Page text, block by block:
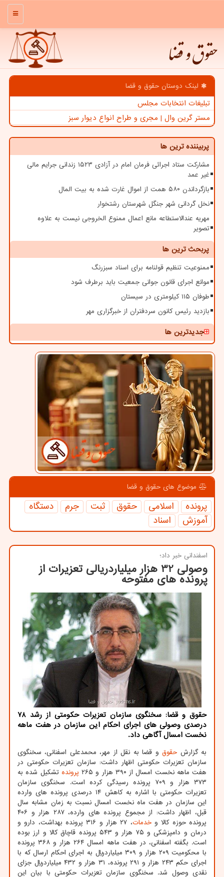
منو
حقوق و قضا
لینک دوستان حقوق و قضا
تبلیغات انتخابات مجلس
مستر گرین وال | مجری و طراح انواع دیوار سبز
پربیننده ترین ها
مشارکت ستاد اجرائی فرمان امام در آزادی ۱۵۲۳ زندانی جرایم مالی
غیر عمد
بازگرداندن ۵۸۰ همت از اموال غارت شده به بیت المال
نخل گردانی شهر جنگل شهرستان رشتخوار
مهریه عندالاستطاعه مانع اعمال ممنوع الخروجی نیست به علاوه
تصویر
پربحث ترین ها
ممنوعیت تنظیم قولنامه برای اسناد سبزرنگ
موانع اجرای قانون جوانی جمعیت باید برطرف شود
طوفان ۱۱۵ کیلومتری در سیستان
بازدید رئیس کانون سردفتران از خبرگزاری مهر
جدیدترین ها
موضوع های حقوق و قضا
پرونده اسلامی حقوق ثبت جرم
دستگاه
آموزش
اسناد
اسفندانی خبر داد؛
وصولی 32 هزار میلیاردریالی تعزیرات از
پرونده های مفتوحه
حقوق و قضا: سخنگوی سازمان تعزیرات حکومتی از رشد 78
درصدی وصولی های اجرای احکام این سازمان در هفت ماهه
نخست امسال آگاهی داد.
به گزارش حقوقو قضا به نقل از مهر، محمدعلی اسفنانی، سخنگوی
سازمان تعزیرات حکومتی اظهار داشت: سازمان تعزیرات حکومتی در
هفت ماهه نخست امسال از ۳۹۰ هزار و ۲۶۵
پرونده تشکیل شده به
۳۷۳ هزار و ۷۰۹ پرونده رسیدگی کرده است. سخنگوی سازمان
تعزیرات حکومتی با اشاره به کاهش ۱۴ درصدی پرونده های وارده
این سازمان در هفت ماه نخست امسال نسبت به زمان مشابه سال
قبل، اظهار داشت: از مجموع پرونده های وارده، ۲۸۷ هزار و ۴۰۶
پرونده حوزه کالا وخدمات
، ۲۷ هزار و ۳۱۶ پرونده بهداشت، دارو و
درمان و دامپزشکی و ۷۵ هزار و ۵۴۳ پرونده قاچاق کالا و ارز بوده
است. بگفته اسفنانی، در هفت ماهه امسال ۲۶۴ هزار و ۳۶۸ پرونده
با محکومیت ۲۰۹ هزار و ۳۰۹ میلیاردریال به اجرای احکام ارسال که با
اجرای حکم ۲۴۳ هزار و ۲۹۱ پرونده، ۳۱ هزار و ۴۳۲ میلیاردریال جزای
نقدی وصول شد. سخنگوی سازمان تعزیرات حکومتی با بیان این